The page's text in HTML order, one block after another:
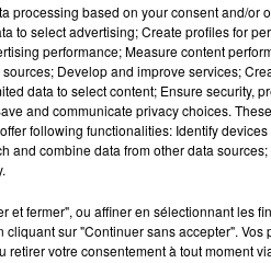
4 5 6 7 8
processing based on your consent and/or
to select advertising; Create profiles for
performance; Measure content
Develop and improve services;
data to select content; Ensure security,
and communicate privacy choices.
following functionalities: Identify
and combine data from other data
et fermer", ou affiner en sélectionnant les
sur "Continuer sans accepter".
retirer votre consentement à tout moment